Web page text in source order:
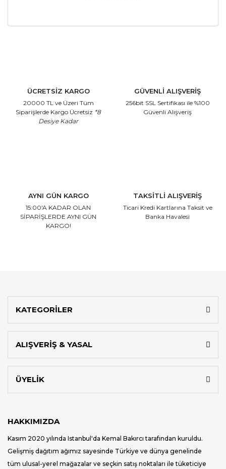
ÜCRETSİZ KARGO
20000 TL ve Üzeri Tüm
Siparişlerde Kargo Ücretsiz *8
Desiye Kadar
GÜVENLİ ALIŞVERİŞ
256bit SSL Sertifikası ile %100
Güvenli Alışveriş
AYNI GÜN KARGO
15:00'A KADAR OLAN
SİPARİŞLERDE AYNI GÜN
KARGO!
TAKSİTLİ ALIŞVERİŞ
Ticari Kredi Kartlarına Taksit ve
Banka Havalesi
KATEGORİLER
ALIŞVERİŞ & YASAL
ÜYELİK
HAKKIMIZDA
Kasım 2020 yılında Istanbul'da Kemal Bakırcı tarafından kuruldu.
Gelişmiş dağıtım ağımız sayesinde Türkiye ve dünya genelinde
tüm ulusal-yerel mağazalar ve seçkin satış noktaları ile tüketiciye